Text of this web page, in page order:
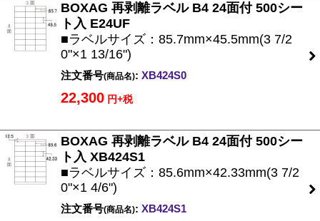
BOXAG 再剥離ラベル B4 24面付 500シー
ト入 E24UF
■ラベルサイズ：85.7mm×45.5mm(3 7/2
0"×1 13/16")
注文番号(商品名): XB424S0
22,300 円+税
BOXAG 再剥離ラベル B4 24面付 500シー
ト入 XB424S1
■ラベルサイズ：85.6mm×42.33mm(3 7/2
0"×1 4/6")
注文番号(商品名): XB424S1